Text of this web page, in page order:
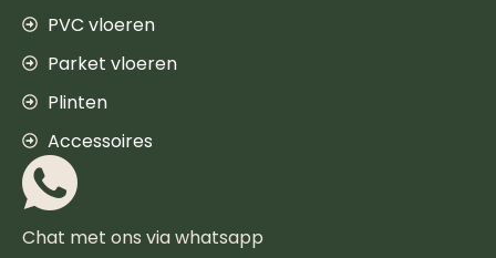
PVC vloeren
Parket vloeren
Plinten
Accessoires
Chat met ons via whatsapp